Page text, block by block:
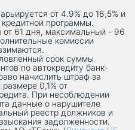
от 4.9% до 16,5% и
кредитной программы.
61 дня, максимальный - 96
комиссии
срок суммы
по автокредиту банк-
начислить штраф за
0,1% от
При несоблюдении
данные о нарушителе
реестр должников и
задолженности.